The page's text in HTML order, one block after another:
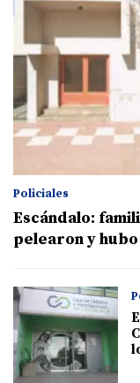
Policiales
Escándalo:
pelearon y